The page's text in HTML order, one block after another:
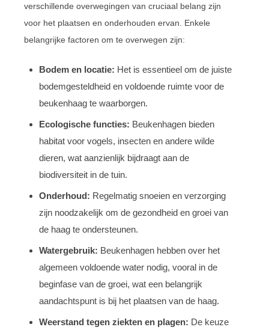
verschillende overwegingen van cruciaal belang zijn
voor het plaatsen en onderhouden ervan. Enkele
belangrijke factoren om te overwegen zijn:
Bodem en locatie: Het is essentieel om de juiste
bodemgesteldheid en voldoende ruimte voor de
beukenhaag te waarborgen.
Ecologische functies: Beukenhagen bieden
habitat voor vogels, insecten en andere wilde
dieren, wat aanzienlijk bijdraagt aan de
biodiversiteit in de tuin.
Onderhoud: Regelmatig snoeien en verzorging
zijn noodzakelijk om de gezondheid en groei van
de haag te ondersteunen.
Watergebruik: Beukenhagen hebben over het
algemeen voldoende water nodig, vooral in de
beginfase van de groei, wat een belangrijk
aandachtspunt is bij het plaatsen van de haag.
Weerstand tegen ziekten en plagen: De keuze